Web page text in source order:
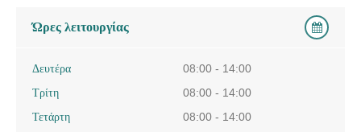
Ώρες λειτουργίας
Δευτέρα
08:00 - 14:00
Τρίτη
08:00 - 14:00
Τετάρτη
08:00 - 14:00